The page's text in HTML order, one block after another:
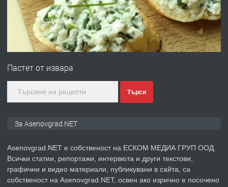
преди 1 година
ПРЕДЛАГА Дава под наем Асеновград
преди 2 години
ПРЕДЛАГА ремонт на покриви
Пастет от извара
Търси
За Asenovgrad.NET
Asenovgrad.NET е собственост на ЕСКОМ МЕДИА ГРУП ООД.
Всички статии, репортажи, интервюта и други текстови,
графични и видео материали, публикувани в сайта, са
собственост на Asenovgrad.NET, освен ако изрично е посочено